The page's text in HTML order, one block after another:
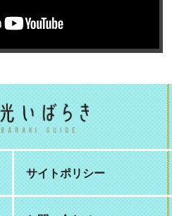
サイトポリシー